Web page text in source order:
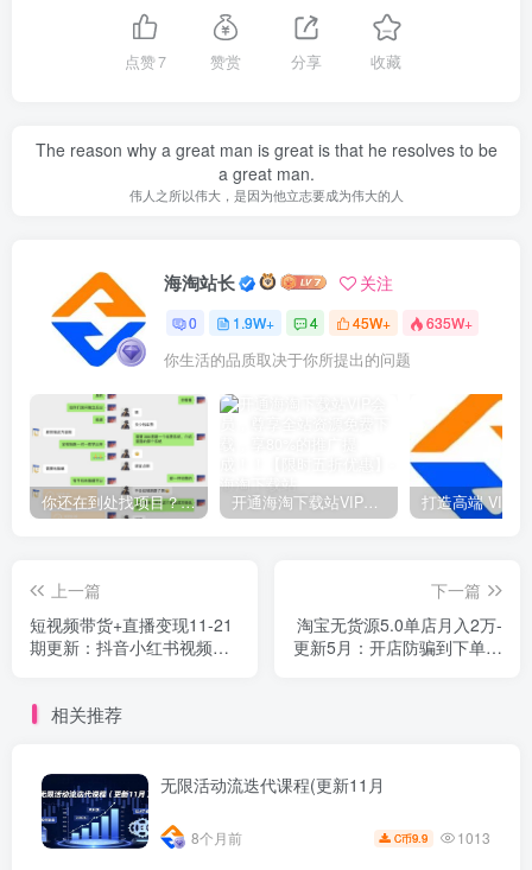
点赞7 赞赏 分享 收藏
The reason why a great man is great is that he resolves to be
a great man.
伟人之所以伟大，是因为他立志要成为伟大的人
海淘站长 关注
0 1.9W+ 4 45W+ 635W+
你生活的品质取决于你所提出的问题
你还在到处找项目？还在当韭菜？我靠网创资源站一个月收入5万+，曾经我也是个失败者。 开通海淘下载站VIP会员，尊享全站资源免费下载，享80%的推广提成！！【限时五折优惠】
上一篇
短视频带货+直播变现11-21
期更新：抖音小红书视频号
下一篇
淘宝无货源5.0单店月入2万-
更新5月：开店防骗到下单发
相关推荐
无限活动流迭代课程(更新11月
8个月前 C币9.9 1013